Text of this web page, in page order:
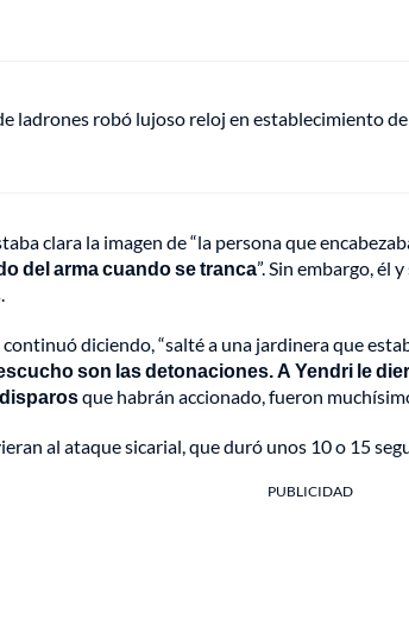
ladrones robó lujoso reloj en establecimiento
clara la imagen de “la persona que
del arma cuando se tranca”. Sin embargo, él
diciendo, “salté a una jardinera que
son las detonaciones. A Yendri le
que habrán accionado, fueron
al ataque sicarial, que duró unos 10 o 15
PUBLICIDAD